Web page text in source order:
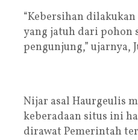
“Kebersihan
yang jatuh dari pohon
pengunjung,” ujarnya,
Nijar asal Haurgeulis
keberadaan situs ini
dirawat Pemerintah